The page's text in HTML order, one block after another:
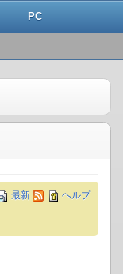
PC
最新 ヘルプ